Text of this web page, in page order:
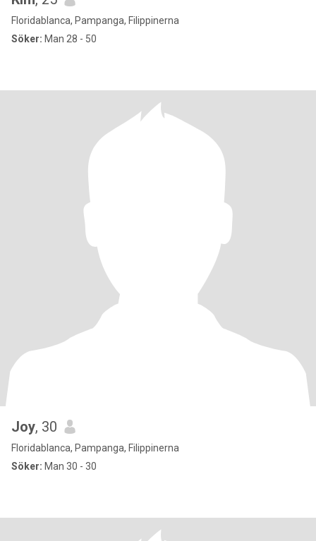
Floridablanca, Pampanga, Filippinerna
Söker: Man 28 - 50
Joy, 30
Floridablanca, Pampanga, Filippinerna
Söker: Man 30 - 30